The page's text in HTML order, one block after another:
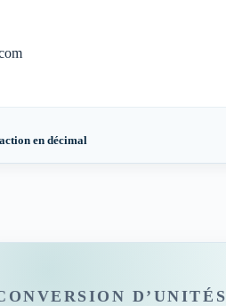
en décimal
D’UNITÉS